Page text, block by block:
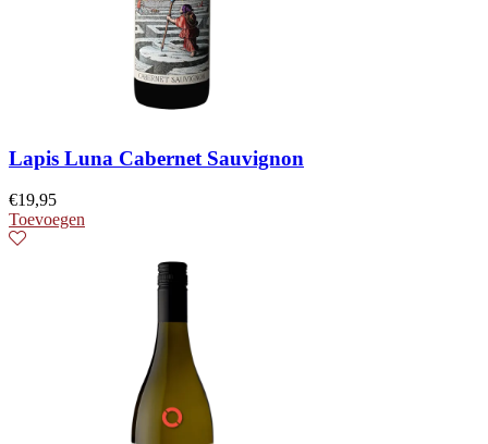
Lapis Luna Cabernet Sauvignon
€19,95
Toevoegen